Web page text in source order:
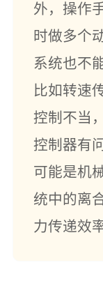
外，操作
时做多个
系统也不
比如转速
控制不当
控制器有
可能是机
统中的离
力传递效